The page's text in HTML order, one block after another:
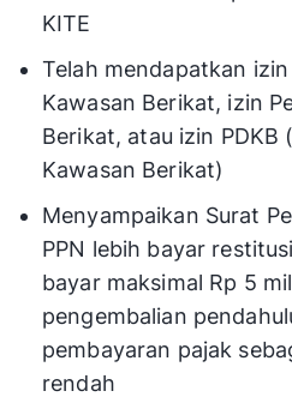
KITE
Telah mendapatkan
Kawasan Berikat, izin
Berikat, atau izin PDKB
Kawasan Berikat)
Menyampaikan Surat
PPN lebih bayar
bayar maksimal Rp 5
pengembalian
pembayaran pajak
rendah